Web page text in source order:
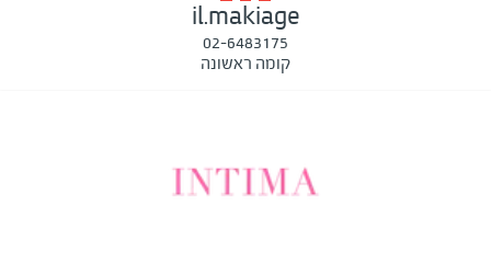
il.makiage
02-6483175
קומה ראשונה